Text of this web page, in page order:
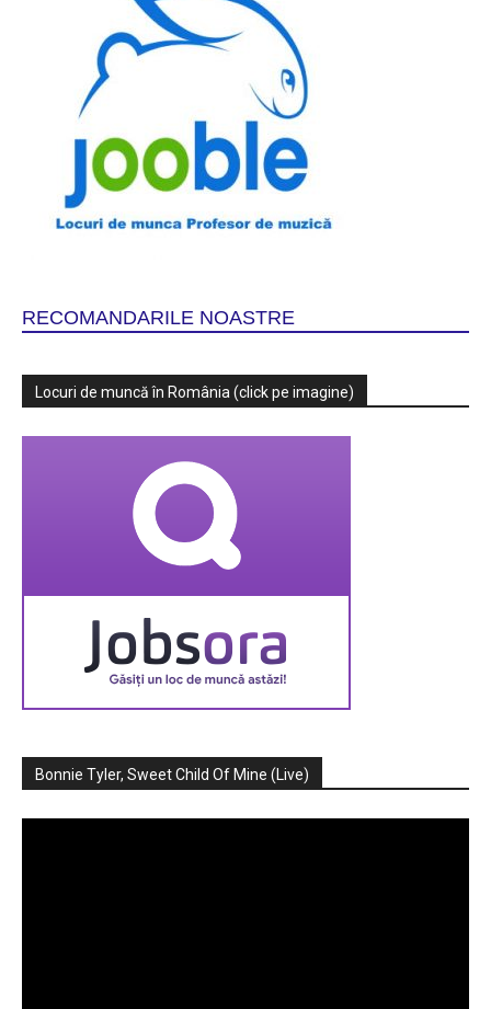
RECOMANDARILE NOASTRE
Locuri de muncă în România (click pe imagine)
Bonnie Tyler, Sweet Child Of Mine (Live)